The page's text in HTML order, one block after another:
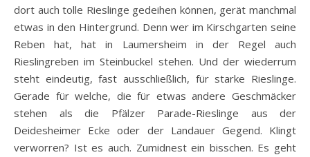
dort auch tolle Rieslinge gedeihen können, gerät manchmal
etwas in den Hintergrund. Denn wer im Kirschgarten seine
Reben hat, hat in Laumersheim in der Regel auch
Rieslingreben im Steinbuckel stehen. Und der wiederrum
steht eindeutig, fast ausschließlich, für starke Rieslinge.
Gerade für welche, die für etwas andere Geschmäcker
stehen als die Pfälzer Parade-Rieslinge aus der
Deidesheimer Ecke oder der Landauer Gegend. Klingt
verworren? Ist es auch. Zumidnest ein bisschen. Es geht